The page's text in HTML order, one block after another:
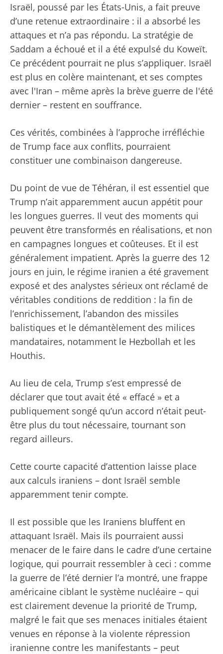
Israël, poussé par les États-Unis, a fait preuve
d’une retenue extraordinaire : il a absorbé les
attaques et n’a pas répondu. La stratégie de
Saddam a échoué et il a été expulsé du Koweït.
Ce précédent pourrait ne plus s’appliquer. Israël
est plus en colère maintenant, et ses comptes
avec l'Iran – même après la brève guerre de l'été
dernier – restent en souffrance.
Ces vérités, combinées à l’approche irréfléchie
de Trump face aux conflits, pourraient
constituer une combinaison dangereuse.
Du point de vue de Téhéran, il est essentiel que
Trump n’ait apparemment aucun appétit pour
les longues guerres. Il veut des moments qui
peuvent être transformés en réalisations, et non
en campagnes longues et coûteuses. Et il est
généralement impatient. Après la guerre des 12
jours en juin, le régime iranien a été gravement
exposé et des analystes sérieux ont réclamé de
véritables conditions de reddition : la fin de
l’enrichissement, l’abandon des missiles
balistiques et le démantèlement des milices
mandataires, notamment le Hezbollah et les
Houthis.
Au lieu de cela, Trump s’est empressé de
déclarer que tout avait été « effacé » et a
publiquement songé qu’un accord n’était peut-
être plus du tout nécessaire, tournant son
regard ailleurs.
Cette courte capacité d’attention laisse place
aux calculs iraniens – dont Israël semble
apparemment tenir compte.
Il est possible que les Iraniens bluffent en
attaquant Israël. Mais ils pourraient aussi
menacer de le faire dans le cadre d’une certaine
logique, qui pourrait ressembler à ceci : comme
la guerre de l’été dernier l’a montré, une frappe
américaine ciblant le système nucléaire – qui
est clairement devenue la priorité de Trump,
malgré le fait que ses menaces initiales étaient
venues en réponse à la violente répression
iranienne contre les manifestants – peut